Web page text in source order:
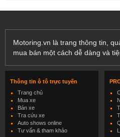
Motoring.vn là trang thông tin,
mua bán một cách dễ dàng và
Thông tin ô tô trực tuyến
Trang chủ
Mua xe
Bán xe
Tra cứu xe
Auto shows online
Tư vấn & tham khảo